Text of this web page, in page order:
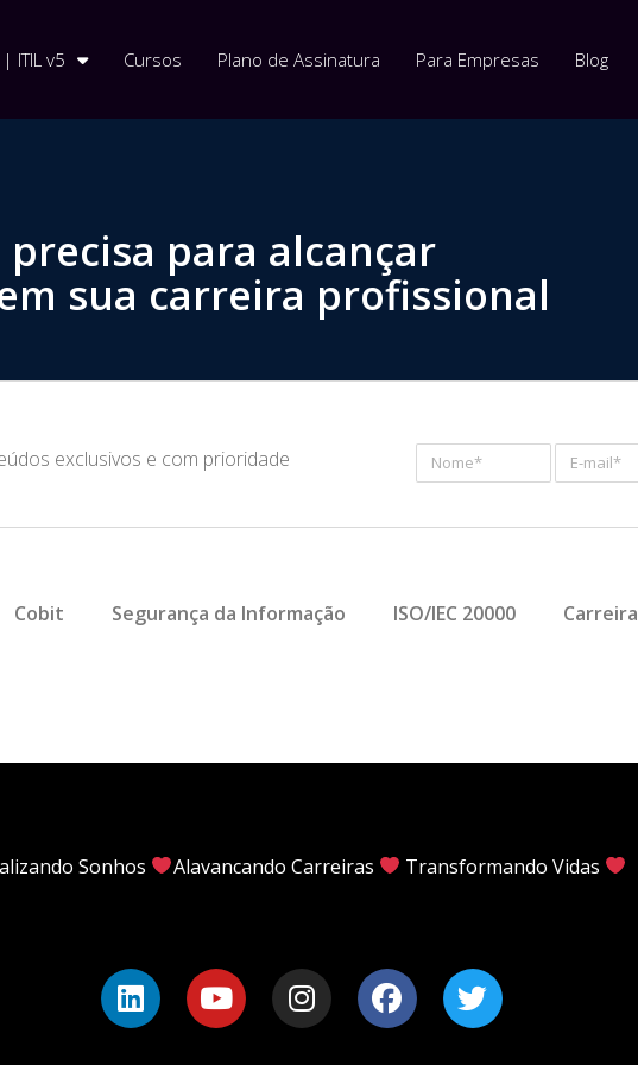
| ITIL v5 Cursos Plano de Assinatura Para Empresas Blog
para alcançar
sua carreira profissional
exclusivos e com prioridade
Cobit Segurança da Informação ISO/IEC 20000 Carreira
Sonhos Alavancando Carreiras Transformando Vidas